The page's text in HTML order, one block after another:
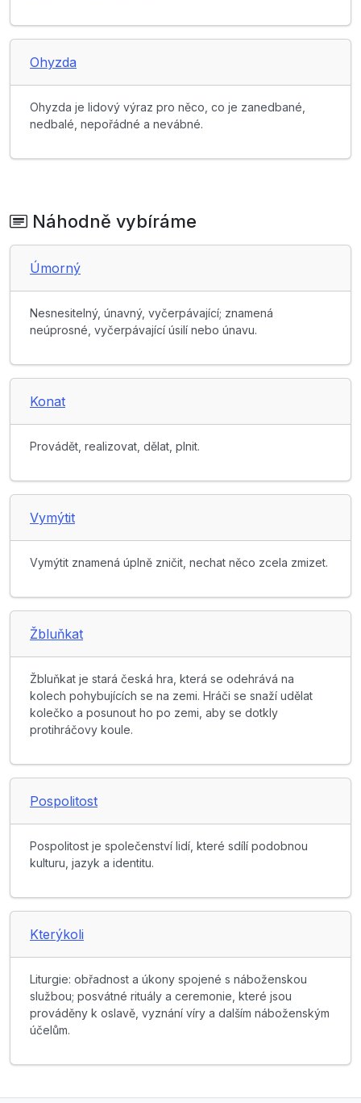
Ohyzda
Ohyzda je lidový výraz pro něco, co je zanedbané,
nedbalé, nepořádné a nevábné.
Náhodně vybíráme
Úmorný
Nesnesitelný, únavný, vyčerpávající; znamená
neúprosné, vyčerpávající úsilí nebo únavu.
Konat
Provádět, realizovat, dělat, plnit.
Vymýtit
Vymýtit znamená úplně zničit, nechat něco zcela zmizet.
Žbluňkat
Žbluňkat je stará česká hra, která se odehrává na
kolech pohybujících se na zemi. Hráči se snaží udělat
kolečko a posunout ho po zemi, aby se dotkly
protihráčovy koule.
Pospolitost
Pospolitost je společenství lidí, které sdílí podobnou
kulturu, jazyk a identitu.
Kterýkoli
Liturgie: obřadnost a úkony spojené s náboženskou
službou; posvátné rituály a ceremonie, které jsou
prováděny k oslavě, vyznání víry a dalším náboženským
účelům.